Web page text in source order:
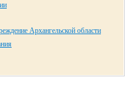
Архангельской области